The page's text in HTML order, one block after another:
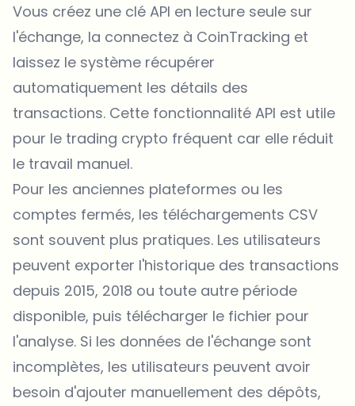
Vous créez une clé API en lecture seule sur
l'échange, la connectez à CoinTracking et
laissez le système récupérer
automatiquement les détails des
transactions. Cette fonctionnalité API est utile
pour le trading crypto fréquent car elle réduit
le travail manuel.
Pour les anciennes plateformes ou les
comptes fermés, les téléchargements CSV
sont souvent plus pratiques. Les utilisateurs
peuvent exporter l'historique des transactions
depuis 2015, 2018 ou toute autre période
disponible, puis télécharger le fichier pour
l'analyse. Si les données de l'échange sont
incomplètes, les utilisateurs peuvent avoir
besoin d'ajouter manuellement des dépôts,